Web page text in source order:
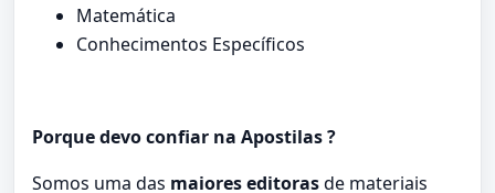
Matemática
Conhecimentos Específicos
Porque devo confiar na Apostilas ?
Somos uma das maiores editorasde materiais